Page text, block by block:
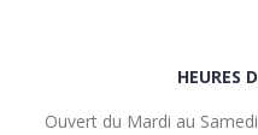
HEURES
Ouvert du Mardi au